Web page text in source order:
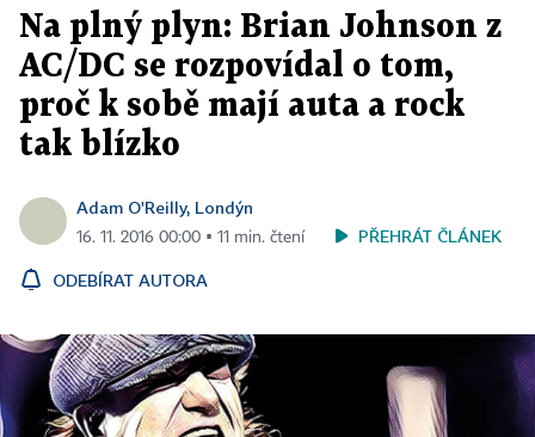
Na plný plyn: Brian Johnson z
AC/DC se rozpovídal o tom,
proč k sobě mají auta a rock
tak blízko
Adam O'Reilly, Londýn
16. 11. 2016 00:00 ▪ 11 min. čtení PŘEHRÁT ČLÁNEK
ODEBÍRAT AUTORA